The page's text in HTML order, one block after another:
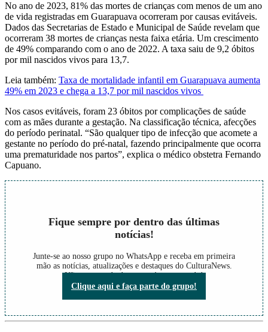
No ano de 2023, 81% das mortes de crianças com menos de um ano
de vida registradas em Guarapuava ocorreram por causas evitáveis.
Dados das Secretarias de Estado e Municipal de Saúde revelam que
ocorreram 38 mortes de crianças nesta faixa etária. Um crescimento
de 49% comparando com o ano de 2022. A taxa saiu de 9,2 óbitos
por mil nascidos vivos para 13,7.
Leia também: Taxa de mortalidade infantil em Guarapuava aumenta
49% em 2023 e chega a 13,7 por mil nascidos vivos
Nos casos evitáveis, foram 23 óbitos por complicações de saúde
com as mães durante a gestação. Na classificação técnica, afecções
do período perinatal. “São qualquer tipo de infecção que acomete a
gestante no período do pré-natal, fazendo principalmente que ocorra
uma prematuridade nos partos”, explica o médico obstetra Fernando
Capuano.
Fique sempre por dentro das últimas
notícias!
Junte-se ao nosso grupo no WhatsApp e receba em primeira
mão as notícias, atualizações e destaques do CulturaNews.
Não perca nada do que está acontecendo!
Clique aqui e faça parte do grupo!